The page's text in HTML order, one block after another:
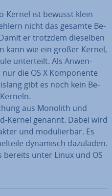
Kernel ist bewusst klein
nicht das gesamte Be­
er trotzdem dieselben
kann wie ein großer Kernel,
un­ter­teilt. Als An­wen­
die OS X Kom­po­nen­te
gibt es noch kein Be­
aus Monolith und
Kernel genannt. Dabei wird
und mo­du­lier­bar. Es
dynamisch dazuladen.
bereits unter Linux und OS